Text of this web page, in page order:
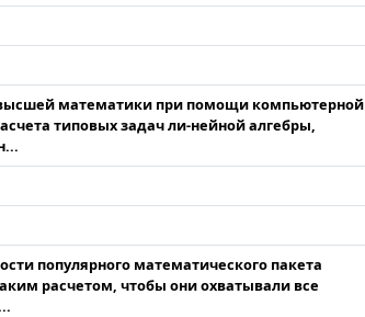
математики при помощи компьютерной
типовых задач ли-нейной алгебры,
популярного математического пакета
расчетом, чтобы они охватывали все